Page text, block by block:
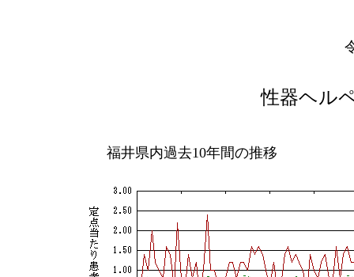
性器ヘル
福井県内過去10年間の推移